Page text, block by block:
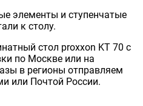
элементы и ступенчатые
к столу.
стол proxxon KT 70 с
по Москве или на
в регионы отправляем
или Почтой России.